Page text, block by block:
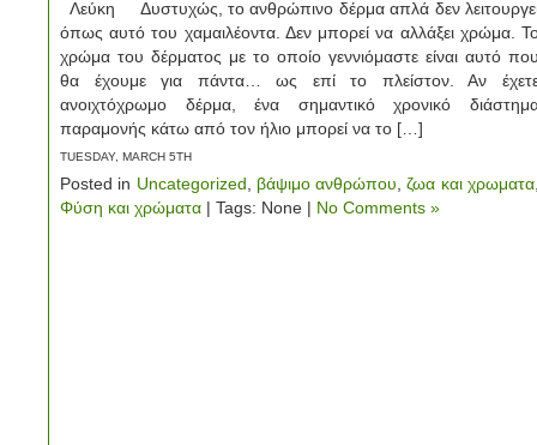
Λεύκη Δυστυχώς, το ανθρώπινο δέρμα απλά δεν
όπως αυτό του χαμαιλέοντα. Δεν μπορεί να αλλάξει χρώμα.
χρώμα του δέρματος με το οποίο γεννιόμαστε είναι αυτό
θα έχουμε για πάντα… ως επί το πλείστον. Αν
ανοιχτόχρωμο δέρμα, ένα σημαντικό χρονικό
παραμονής κάτω από τον ήλιο μπορεί να το […]
TUESDAY, MARCH 5TH
Posted in Uncategorized βάψιμο ανθρώπου ,ζωα και χρωματα
Φύση και χρώματα | Tags: None | No Comments »